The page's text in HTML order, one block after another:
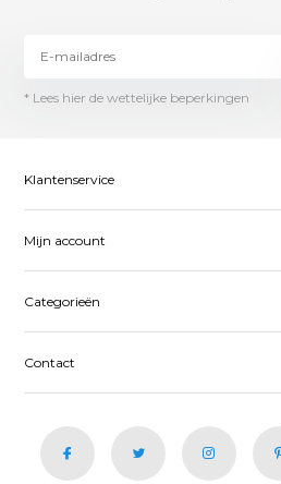
* Lees hier de wettelijke beperkingen
Klantenservice
Mijn account
Categorieën
Contact